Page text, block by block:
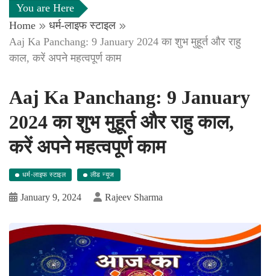
You are Here
Home
धर्म-लाइफ स्टाइल
Aaj Ka Panchang: 9 January 2024 का शुभ मुहूर्त और राहु
काल, करें अपने महत्वपूर्ण काम
Aaj Ka Panchang: 9 January
2024 का शुभ मुहूर्त और राहु काल,
करें अपने महत्वपूर्ण काम
धर्म-लाइफ स्टाइल लीड न्यूज
January 9, 2024 Rajeev Sharma